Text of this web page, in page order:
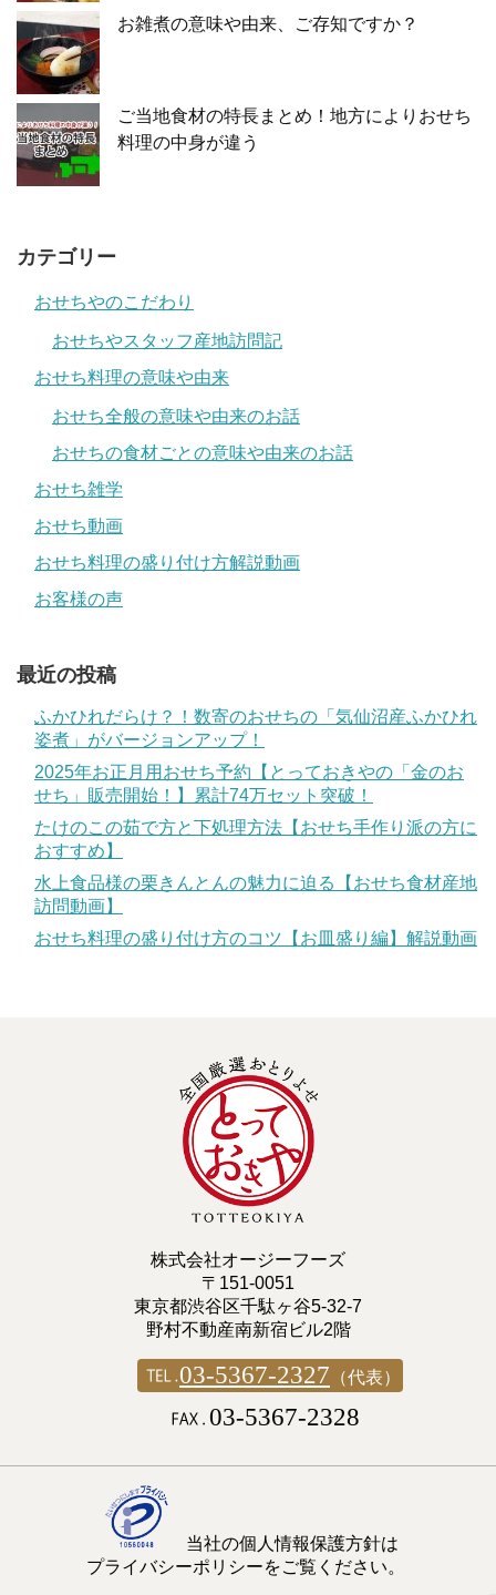
お雑煮の意味や由来、ご存知ですか？
ご当地食材の特長まとめ！地方によりおせち
料理の中身が違う
カテゴリー
おせちやのこだわり
おせちやスタッフ産地訪問記
おせち料理の意味や由来
おせち全般の意味や由来のお話
おせちの食材ごとの意味や由来のお話
おせち雑学
おせち動画
おせち料理の盛り付け方解説動画
お客様の声
最近の投稿
ふかひれだらけ？！数寄のおせちの「気仙沼産ふかひれ
姿煮」がバージョンアップ！
2025年お正月用おせち予約【とっておきやの「金のお
せち」販売開始！】累計74万セット突破！
たけのこの茹で方と下処理方法【おせち手作り派の方に
おすすめ】
水上食品様の栗きんとんの魅力に迫る【おせち食材産地
訪問動画】
おせち料理の盛り付け方のコツ【お皿盛り編】解説動画
株式会社オージーフーズ
〒151-0051
東京都渋谷区千駄ヶ谷5-32-7
野村不動産南新宿ビル2階
03-5367-2327 （代表）
03-5367-2328
当社の個人情報保護方針は
プライバシーポリシーをご覧ください。